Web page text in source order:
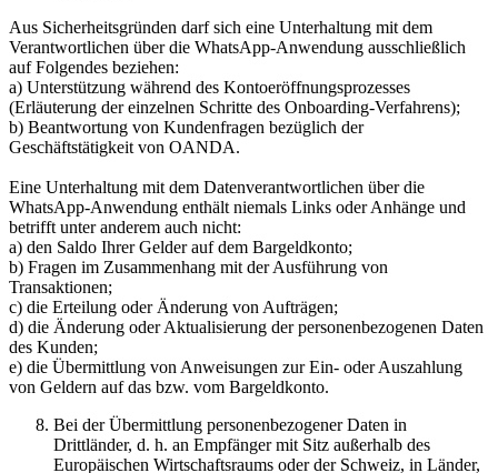
Aus Sicherheitsgründen darf sich eine Unterhaltung mit dem
Verantwortlichen über die WhatsApp-Anwendung ausschließlich
auf Folgendes beziehen:
a) Unterstützung während des Kontoeröffnungsprozesses
(Erläuterung der einzelnen Schritte des Onboarding-Verfahrens);
b) Beantwortung von Kundenfragen bezüglich der
Geschäftstätigkeit von OANDA.
Eine Unterhaltung mit dem Datenverantwortlichen über die
WhatsApp-Anwendung enthält niemals Links oder Anhänge und
betrifft unter anderem auch nicht:
a) den Saldo Ihrer Gelder auf dem Bargeldkonto;
b) Fragen im Zusammenhang mit der Ausführung von
Transaktionen;
c) die Erteilung oder Änderung von Aufträgen;
d) die Änderung oder Aktualisierung der personenbezogenen Daten
des Kunden;
e) die Übermittlung von Anweisungen zur Ein- oder Auszahlung
von Geldern auf das bzw. vom Bargeldkonto.
Bei der Übermittlung personenbezogener Daten in
Drittländer, d. h. an Empfänger mit Sitz außerhalb des
Europäischen Wirtschaftsraums oder der Schweiz, in Länder,